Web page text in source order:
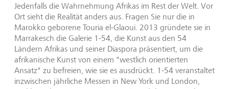
Jedenfalls die Wahrnehmung Afrikas im Rest der Welt. Vor
Ort sieht die Realität anders aus. Fragen Sie nur die in
Marokko geborene Touria el-Glaoui. 2013 gründete sie in
Marrakesch die Galerie 1-54, die Kunst aus den 54
Ländern Afrikas und seiner Diaspora präsentiert, um die
afrikanische Kunst von einem "westlich orientierten
Ansatz" zu befreien, wie sie es ausdrückt. 1-54 veranstaltet
inzwischen jährliche Messen in New York und London,